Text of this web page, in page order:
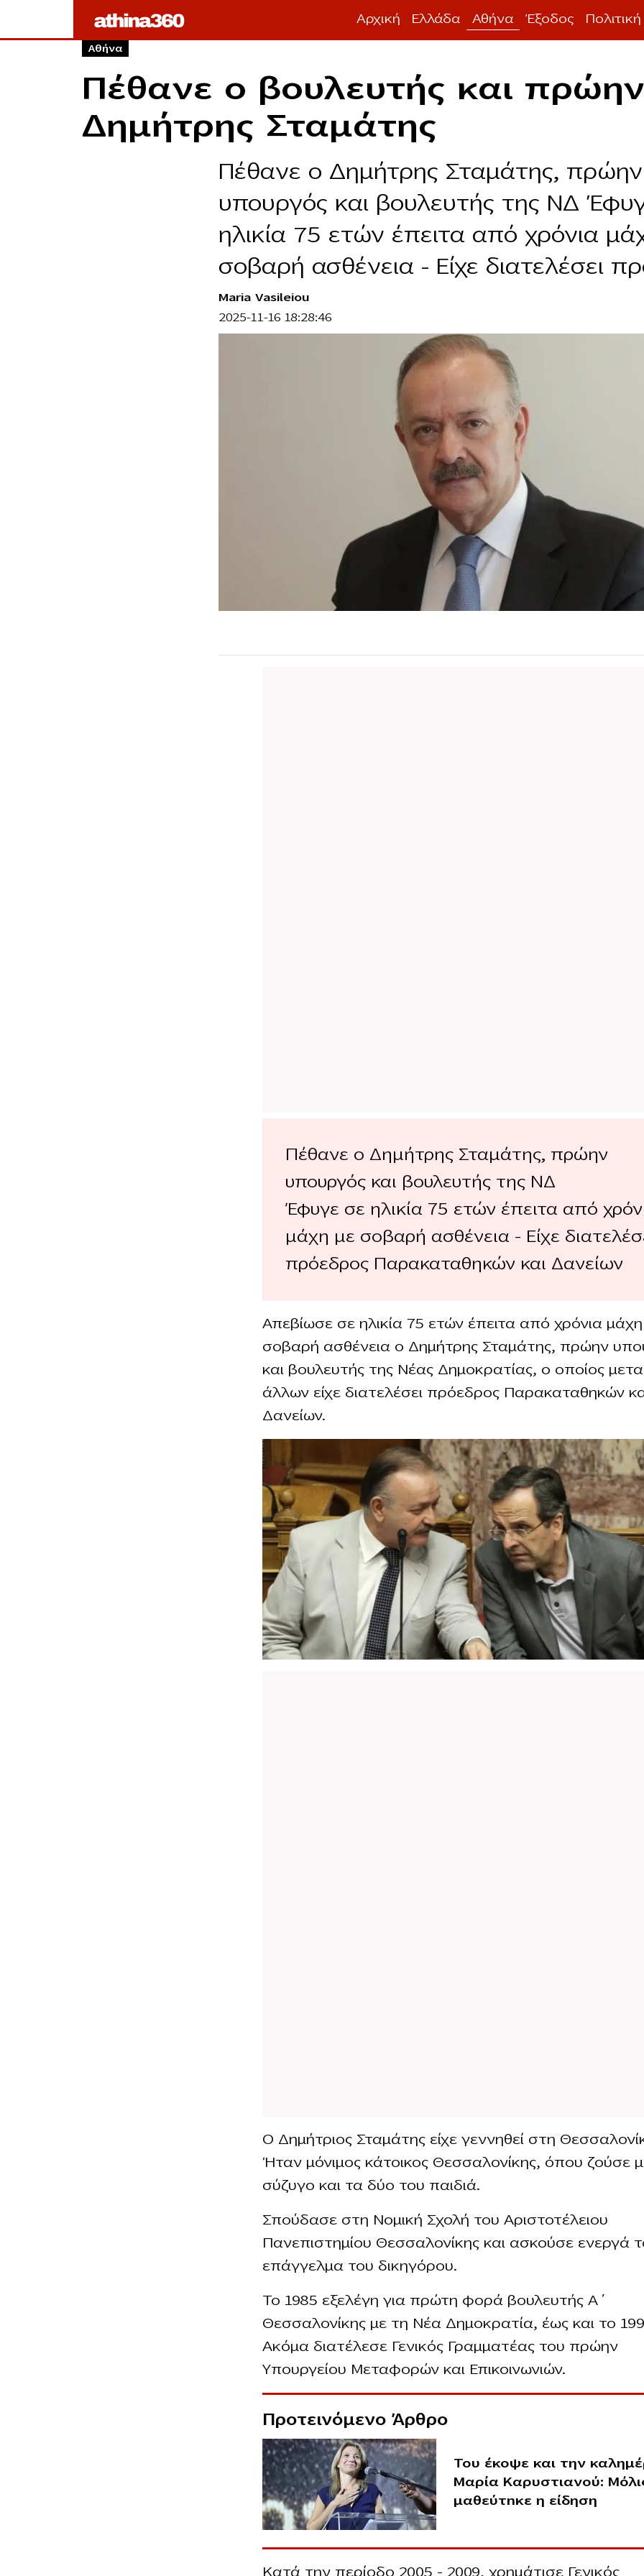
Αρχική Ελλάδα Αθήνα Έξοδος Πολιτική
Αθήνα
Πέθανε ο βουλευτής και
Δημήτρης Σταμάτης
Πέθανε ο Δημήτρης Σταμάτης, πρώην
υπουργός και βουλευτής της ΝΔ
ηλικία 75 ετών έπειτα από χρόνια
σοβαρή ασθένεια – Είχε διατελέσει
Maria Vasileiou
2025-11-16 18:28:46
Πέθανε ο Δημήτρης Σταμάτης, πρώην
υπουργός και βουλευτής της ΝΔ
Έφυγε σε ηλικία 75 ετών έπειτα από
μάχη με σοβαρή ασθένεια – Είχε
πρόεδρος Παρακαταθηκών και Δανείων
Απεβίωσε σε ηλικία 75 ετών έπειτα από χρόνια
σοβαρή ασθένεια ο Δημήτρης Σταμάτης, πρώην
και βουλευτής της Νέας Δημοκρατίας, ο οποίος
άλλων είχε διατελέσει πρόεδρος Παρακαταθηκών
Δανείων.
Ο Δημήτριος Σταμάτης είχε γεννηθεί στη
Ήταν μόνιμος κάτοικος Θεσσαλονίκης, όπου ζούσε
σύζυγο και τα δύο του παιδιά.
Σπούδασε στη Νομική Σχολή του Αριστοτέλειου
Πανεπιστημίου Θεσσαλονίκης και ασκούσε ενεργά
επάγγελμα του δικηγόρου.
Το 1985 εξελέγη για πρώτη φορά βουλευτής Α΄
Θεσσαλονίκης με τη Νέα Δημοκρατία, έως και το
Ακόμα διατέλεσε Γενικός Γραμματέας του πρώην
Υπουργείου Μεταφορών και Επικοινωνιών.
Προτεινόμενο Άρθρο
Του έκοψε και την
Μαρία Καρυστιανού:
μαθεύτnκε η είδηση
Κατά την περίοδο 2005 – 2009, χρημάτισε Γενικός